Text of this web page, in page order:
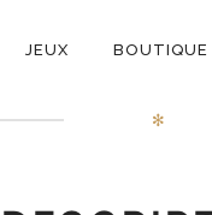
JEUX BOUTIQUE
✻